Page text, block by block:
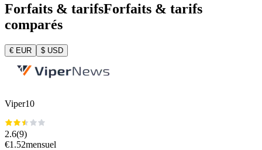
Forfaits & tarifsForfaits & tarifs
comparés
€ EUR $ USD
Viper10
2.6(9)
€1.52mensuel